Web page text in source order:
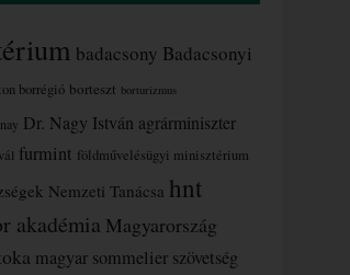
badacsony Badacsonyi
borrégió borteszt borturizmus
Dr. Nagy István agrárminiszter
furmint földművelésügyi minisztérium
Nemzeti Tanácsa hnt
akadémia Magyarország
magyar sommelier szövetség